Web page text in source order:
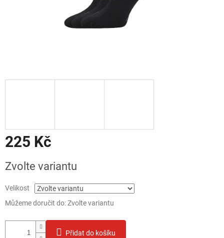
225 Kč
cena:
Zvolte variantu
Velikost
Můžeme doručit do:Zvolte variantu
Přidat do košíku